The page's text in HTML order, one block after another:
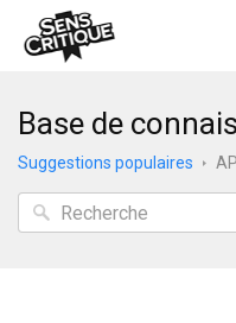
Base de
Suggestions populaires